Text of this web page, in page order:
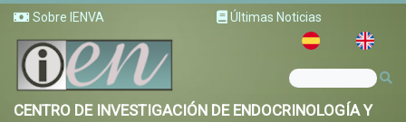
Sobre IENVA Últimas Noticias
CENTRO DE INVESTIGACIÓN DE ENDOCRINOLOGÍA Y